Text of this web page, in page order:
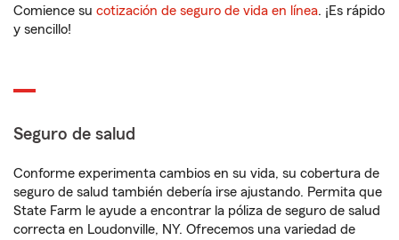
Comience su cotización de seguro de vida en línea. ¡Es rápido
y sencillo!
Seguro de salud
Conforme experimenta cambios en su vida, su cobertura de
seguro de salud también debería irse ajustando. Permita que
State Farm le ayude a encontrar la póliza de seguro de salud
correcta en Loudonville, NY. Ofrecemos una variedad de